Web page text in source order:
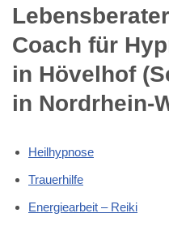
Coach für
in Hövelhof
in Nordrhein-
Heilhypnose
Trauerhilfe
Energiearbeit – Reiki